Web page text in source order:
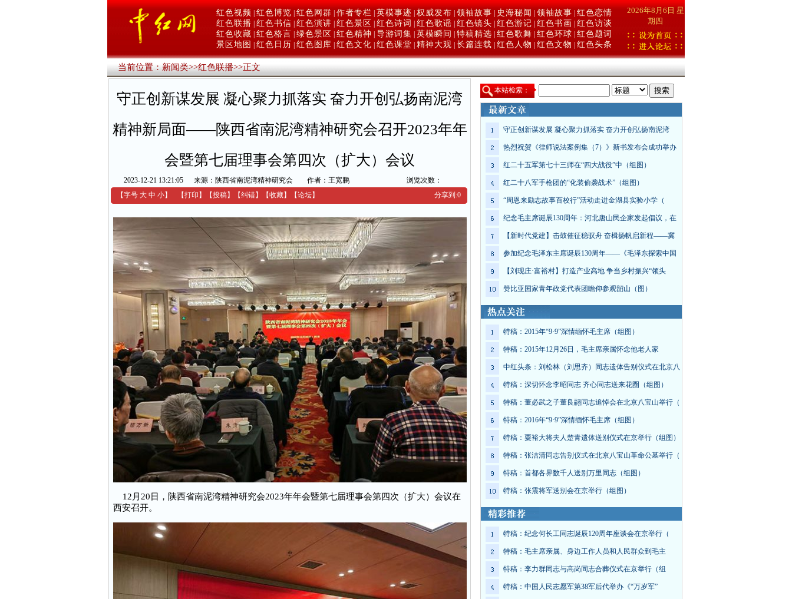
红色视频 红色博览 红色网群 作者专栏 英模事迹 权威发布 领袖故事 史海秘闻 领袖故事 红色恋情
红色联播 红色书信 红色演讲 红色景区 红色诗词 红色歌谣 红色镜头 红色游记 红色书画
红色访谈
红色收藏 红色格言 绿色景区 红色精神 导游词集 英模瞬间 特稿精选 红色歌舞 红色环球 红色题词
景区地图
红色日历 红色图库 红色文化 红色课堂 精神大观 长篇连载 红色人物 红色文物 红色头条
2026年8月6日 星
期四
当前位置：新闻类>>红色联播>>正文
守正创新谋发展 凝心聚力抓落实 奋力开创弘扬南泥湾
精神新局面——陕西省南泥湾精神研究会召开2023年年
会暨第七届理事会第四次（扩大）会议
2023-12-21 13:21:05 来源：陕西省南泥湾精神研究会 作者：王宽鹏
浏览次数：
【字号 大 中 小】 【打印 】 【投稿】 【纠错】 【收藏】 【论坛】 分享到:0
12月20日，陕西省南泥湾精神研究会2023年年会暨第七届理事会第四次（扩大）会议在
西安召开。
本站检索：
守正创新谋发展 凝心聚力抓落实 奋力开创弘扬南泥湾
热烈祝贺《律师说法案例集（7）》新书发布会成功举办
红二十五军第七十三师在“四大战役”中（组图）
红二十八军手枪团的“化装偷袭战术”（组图）
“周恩来励志故事百校行”活动走进金湖县实验小学（
纪念毛主席诞辰130周年：河北唐山民企家发起倡议，在
【新时代党建】击鼓催征稳驭舟 奋楫扬帆启新程——冀
参加纪念毛泽东主席诞辰130周年——《毛泽东探索中国
【刘现庄·富裕村】打造产业高地 争当乡村振兴“领头
赞比亚国家青年政党代表团瞻仰参观韶山（图）
特稿：2015年“9·9”深情缅怀毛主席（组图）
特稿：2015年12月26日，毛主席亲属怀念他老人家
中红头条：刘松林（刘思齐）同志遗体告别仪式在北京八
特稿：深切怀念李昭同志 齐心同志送来花圈（组图）
特稿：董必武之子董良翮同志追悼会在北京八宝山举行（
特稿：2016年“9·9”深情缅怀毛主席（组图）
特稿：粟裕大将夫人楚青遗体送别仪式在京举行（组图）
特稿：张洁清同志告别仪式在北京八宝山革命公墓举行（
特稿：首都各界数千人送别万里同志（组图）
特稿：张震将军送别会在京举行（组图）
特稿：纪念何长工同志诞辰120周年座谈会在京举行（
特稿：毛主席亲属、身边工作人员和人民群众到毛主
特稿：李力群同志与高岗同志合葬仪式在京举行（组
特稿：中国人民志愿军第38军后代举办《“万岁军”